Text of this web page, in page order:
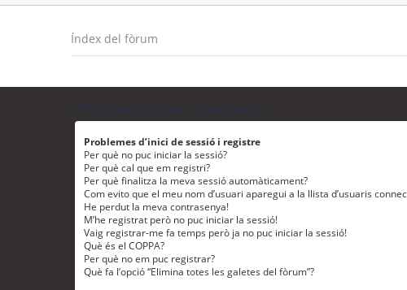
Índex del fòrum
Problemes d’inici de sessió i registre
Per què no puc iniciar la sessió?
Per què cal que em registri?
Per què finalitza la meva sessió automàticament?
Com evito que el meu nom d’usuari aparegui a la llista d’usuaris
He perdut la meva contrasenya!
M’he registrat però no puc iniciar la sessió!
Vaig registrar-me fa temps però ja no puc iniciar la sessió!
Què és el COPPA?
Per què no em puc registrar?
Què fa l’opció “Elimina totes les galetes del fòrum”?